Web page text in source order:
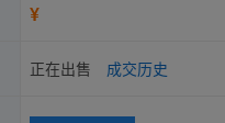
¥
正在出售 成交历史